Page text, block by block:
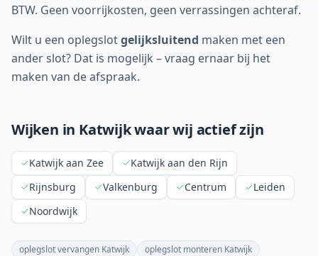
BTW. Geen voorrijkosten, geen verrassingen achteraf.
Wilt u een oplegslotgelijksluitend maken met een
ander slot? Dat is mogelijk – vraag ernaar bij het
maken van de afspraak.
Wijken in Katwijkwaar wij actief zijn
Katwijk aan Zee
Katwijk aan den Rijn
Rijnsburg
Valkenburg Centrum
Leiden
Noordwijk
oplegslot vervangen Katwijk
oplegslot monteren Katwijk